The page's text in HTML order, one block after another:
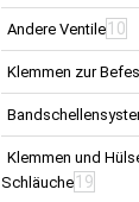
Andere Ventile 10
Klemmen zur
Klemmen und
Schläuche 19